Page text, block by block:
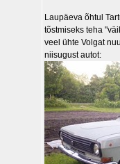
Laupäeva õhtul
tõstmiseks teha
veel ühte Volgat
niisugust autot: